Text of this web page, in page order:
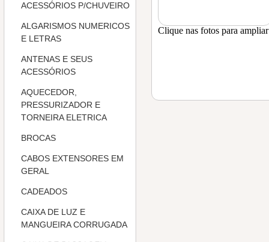
ACESSÓRIOS P/CHUVEIRO
ALGARISMOS NUMERICOS
E LETRAS
ANTENAS E SEUS
ACESSÓRIOS
AQUECEDOR,
PRESSURIZADOR E
TORNEIRA ELETRICA
BROCAS
CABOS EXTENSORES EM
GERAL
CADEADOS
CAIXA DE LUZ E
MANGUEIRA CORRUGADA
Clique nas fotos para ampliar